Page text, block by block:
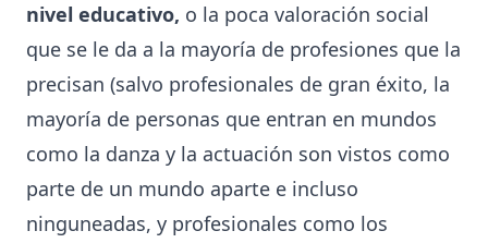
nivel educativo, o la poca valoración social
que se le da a la mayoría de profesiones que la
precisan (salvo profesionales de gran éxito, la
mayoría de personas que entran en mundos
como la danza y la actuación son vistos como
parte de un mundo aparte e incluso
ninguneadas, y profesionales como los